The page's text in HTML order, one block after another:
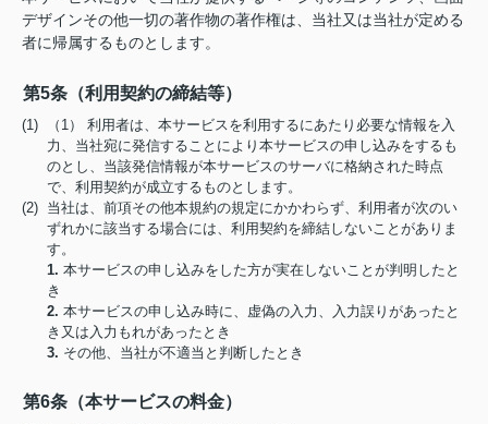
デザインその他一切の著作物の著作権は、当社又は当社が定める
者に帰属するものとします。
第5条（利用契約の締結等）
(1) （1） 利用者は、本サービスを利用するにあたり必要な情報を入
力、当社宛に発信することにより本サービスの申し込みをするも
のとし、当該発信情報が本サービスのサーバに格納された時点
で、利用契約が成立するものとします。
(2) 当社は、前項その他本規約の規定にかかわらず、利用者が次のい
ずれかに該当する場合には、利用契約を締結しないことがありま
す。
1. 本サービスの申し込みをした方が実在しないことが判明したと
き
2. 本サービスの申し込み時に、虚偽の入力、入力誤りがあったと
き又は入力もれがあったとき
3. その他、当社が不適当と判断したとき
第6条（本サービスの料金）